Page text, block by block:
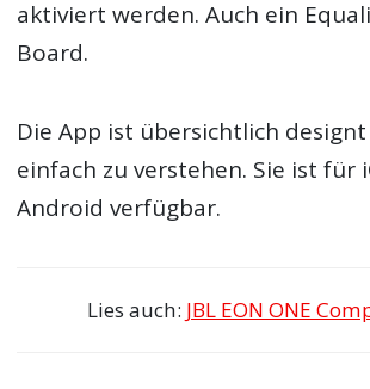
aktiviert werden. Auch ein
Board.
Die App ist übersichtlich
einfach zu verstehen. Sie ist für
Android verfügbar.
Lies auch: JBL EON ONE